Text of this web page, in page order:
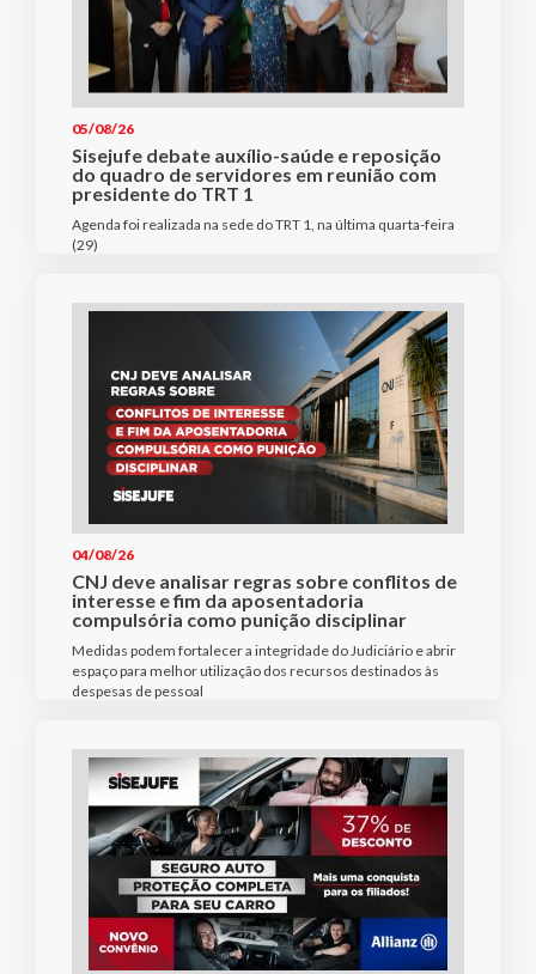
05/08/26
Sisejufe debate auxílio-saúde e reposição
do quadro de servidores em reunião com
presidente do TRT 1
Agenda foi realizada na sede do TRT 1, na última quarta-feira
(29)
04/08/26
CNJ deve analisar regras sobre conflitos de
interesse e fim da aposentadoria
compulsória como punição disciplinar
Medidas podem fortalecer a integridade do Judiciário e abrir
espaço para melhor utilização dos recursos destinados às
despesas de pessoal